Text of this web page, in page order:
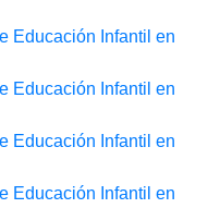
Educación Infantil en
Educación Infantil en
Educación Infantil en
Educación Infantil en